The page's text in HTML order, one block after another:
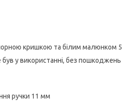
кришкою та білим малюнком 5
був у використанні, без пошкоджень
ручки 11 мм